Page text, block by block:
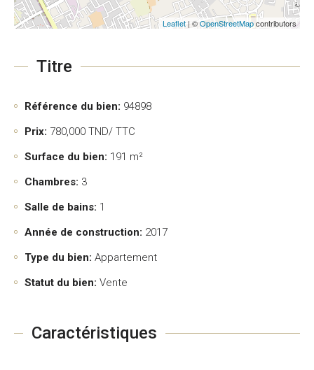
Leaflet | ©OpenStreetMapcontributors
Titre
Référence du bien: 94898
Prix: 780,000 TND/ TTC
Surface du bien: 191 m²
Chambres: 3
Salle de bains: 1
Année de construction: 2017
Type du bien: Appartement
Statut du bien: Vente
Caractéristiques